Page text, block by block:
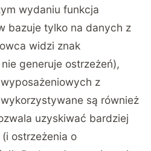
wydaniu funkcja
bazuje tylko na danych z
widzi znak
generuje ostrzeżeń),
z
są również
uzyskiwać bardziej
ostrzeżenia o